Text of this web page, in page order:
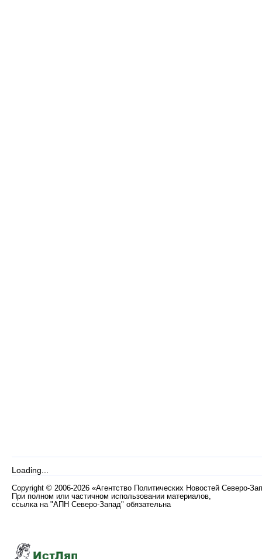
Loading...
Copyright © 2006-2026 «Агентство Политических Новостей Северо-
При полном или частичном использовании материалов,
ссылка на "АПН Северо-Запад" обязательна